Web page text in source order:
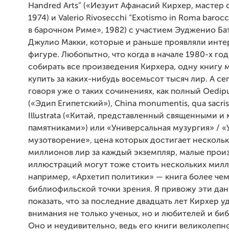
Handred Arts” («Иезуит Афанасий Кирхер, мастер
1974) и Valerio Rivosecchi “Exotismo in Roma
в барочном Риме», 1982) с участием Эудженио
Джулио Макки, которые и раньше проявляли
фигуре. Любопытно, что когда в начале 1980-х
собирать все произведения Кирхера, одну
купить за каких-нибудь восемьсот тысяч лир. А
говоря уже о таких сочинениях, как полный
(«Эдип Египетский»), China monumentis, qua
Illustrata («Китай, представленный священными
памятниками») или «Универсальная музургия» /
музотворение», цена которых достигает
миллионов лир за каждый экземпляр, малые
иллюстраций могут тоже стоить нескольких
например, «Архетип политики» — книга более
библиофильской точки зрения. Я привожу эти
показать, что за последние двадцать лет Кирхер
внимания не только ученых, но и любителей и
Оно и неудивительно, ведь его книги